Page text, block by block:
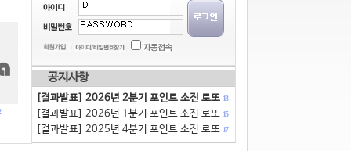
공지사항
[결과발표] 2026년 2분기 포인트 소진 로또 13
[결과발표] 2026년 1분기 포인트 소진 로또 15
[결과발표] 2025년 4분기 포인트 소진 로또 17